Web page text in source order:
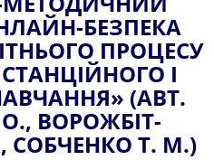
БЕЗПЕКА
ПРОЦЕСУ
І
(АВТ.
ВОРОЖБІТ-
СОБЧЕНКО Т. М.)